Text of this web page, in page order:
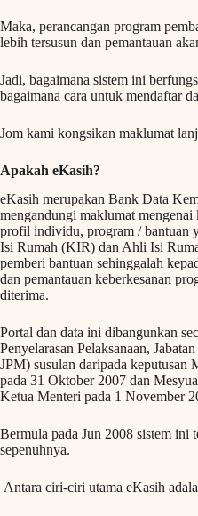
Maka, perancangan program
lebih tersusun dan pemantauan
Jadi, bagaimana sistem ini
bagaimana cara untuk mendaftar
Jom kami kongsikan maklumat
Apakah eKasih?
eKasih merupakan Bank Data
mengandungi maklumat
profil individu, program / bantuan
Isi Rumah (KIR) dan Ahli Isi
pemberi bantuan sehinggalah
dan pemantauan keberkesanan
diterima.
Portal dan data ini dibangunkan
Penyelarasan Pelaksanaan,
JPM) susulan daripada keputusan
pada 31 Oktober 2007 dan
Ketua Menteri pada 1 November
Bermula pada Jun 2008 sistem ini
sepenuhnya.
Antara ciri-ciri utama eKasih